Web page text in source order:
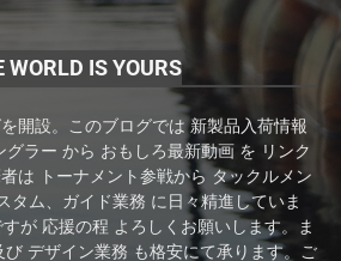
WORLD IS YOURS
開設。このブログでは 新製品入荷情報
ラー から おもしろ最新動画 を リンク
は トーナメント参戦から タックルメン
タム、ガイド業務 に日々精進していま
が 応援の程 よろしくお願いします。ま
デザイン業務 も格安にて承ります。ご